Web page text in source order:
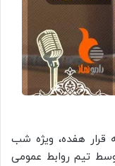
قرار هفده، ویژه شب
تیم روابط عمومی